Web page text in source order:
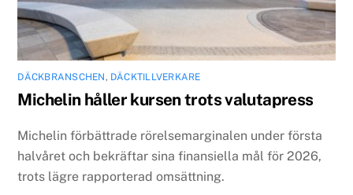
DÄCKBRANSCHEN, DÄCKTILLVERKARE
Michelin håller kursen trots valutapress
Michelin förbättrade rörelsemarginalen under första
halvåret och bekräftar sina finansiella mål för 2026,
trots lägre rapporterad omsättning.